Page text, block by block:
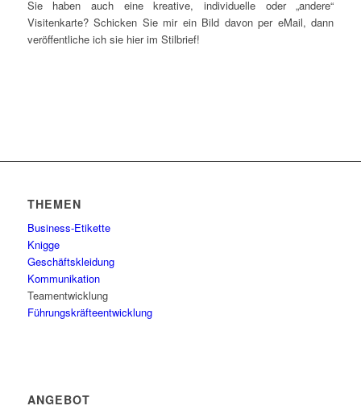
Sie haben auch eine kreative, individuelle oder „andere“
Visitenkarte? Schicken Sie mir ein Bild davon per eMail, dann
veröffentliche ich sie hier im Stilbrief!
THEMEN
Business-Etikette
Knigge
Geschäftskleidung
Kommunikation
Teamentwicklung
Führungskräfteentwicklung
ANGEBOT